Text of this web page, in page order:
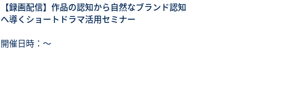
【録画配信】作品の認知から自然なブランド認知
へ導くショートドラマ活用セミナー
開催日時：〜